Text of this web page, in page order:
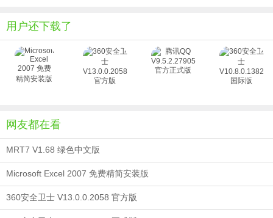
3、点击下一步、安装
5、软件启动后发现是英文界面，那就需要汉化。先关闭软件，右键桌
面图标，在出现的菜单中选择打开文件位置
6、把解压文件夹中的汉化文件SChinese.lan复制到文件安装位置中。
用户还下载了
网友都在看
MRT7 V1.68 绿色中文版
Microsoft Excel 2007 免费精简安装版
360安全卫士 V13.0.0.2058 官方版